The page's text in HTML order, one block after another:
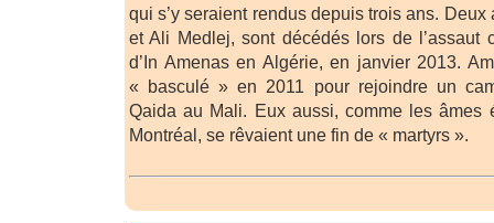
qui s’y seraient rendus depuis trois ans.
et Ali Medlej, sont décédés lors de l’assaut
d’In Amenas en Algérie, en janvier 2013.
« basculé » en 2011 pour rejoindre un
Qaida au Mali. Eux aussi, comme les âmes
Montréal, se rêvaient une fin de « martyrs ».